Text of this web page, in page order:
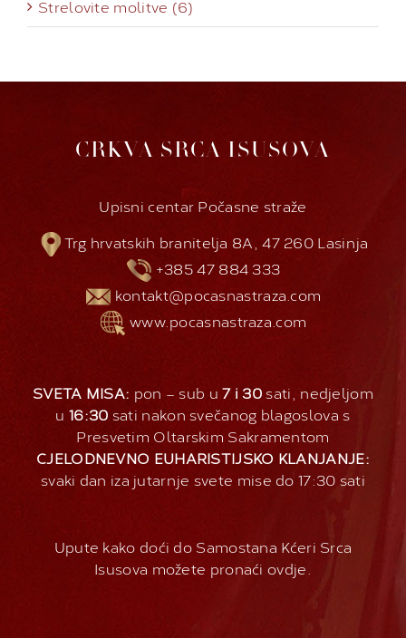
Strelovite molitve (6)
CRKVA SRCA ISUSOVA
Upisni centar Počasne straže
Trg hrvatskih branitelja 8A, 47 260 Lasinja
+385 47 884 333
kontakt@pocasnastraza.com
www.pocasnastraza.com
SVETA MISA: pon – sub u7 i 30sati, nedjeljom
u16:30 sati nakon svečanog blagoslova s
Presvetim Oltarskim Sakramentom
CJELODNEVNO EUHARISTIJSKO KLANJANJE:
svaki dan iza jutarnje svete mise do 17:30 sati
Upute kako doći do Samostana Kćeri Srca
Isusova možete pronaći ovdje